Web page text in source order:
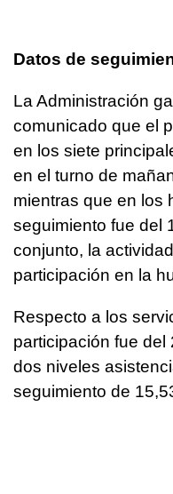
Datos de
La Administración
comunicado que el
en los siete
en el turno de
mientras que en los
seguimiento fue del
conjunto, la
participación en la
Respecto a los
participación fue del
dos niveles
seguimiento de